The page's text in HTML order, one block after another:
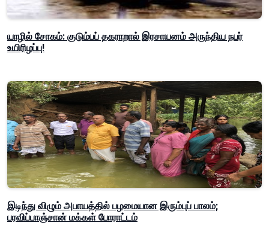
யாழில் சோகம்: குடும்பப் தகராறால் இரசாயனம் அருந்திய நபர்
உயிரிழப்பு!
இடிந்து விழும் அபாயத்தில் பழமையான இரும்புப் பாலம்;
பரவிப்பாஞ்சான் மக்கள் போராட்டம்